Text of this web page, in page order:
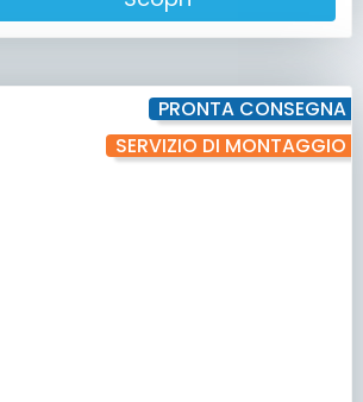
PRONTA CONSEGNA
SERVIZIO DI MONTAGGIO